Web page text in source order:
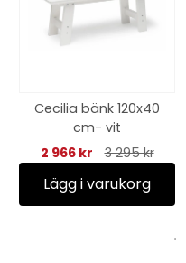
Cecilia bänk 120x40
cm- vit
2 966 kr
3 295 kr
Lägg i varukorg